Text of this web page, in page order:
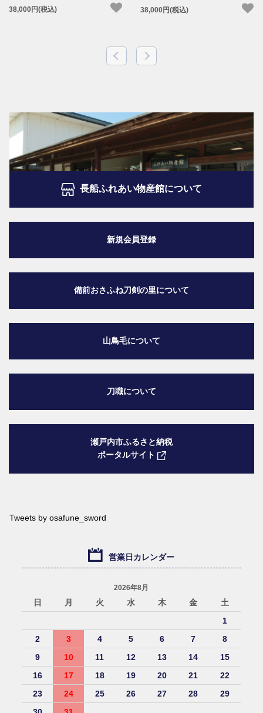
38,000円(税込) 38,000円(税込)
長船ふれあい物産館について
新規会員登録
備前おさふね刀剣の里について
山鳥毛について
刀職について
瀬戸内市ふるさと納税
ポータルサイト
Tweets by osafune_sword
営業日カレンダー
2026年8月
日 月 火 水 木 金
土
1
2
3 4 5 6 7
8
9
10 11 12 13 14
15
16
17 18 19 20 21
22
23
24 25 26 27 28
29